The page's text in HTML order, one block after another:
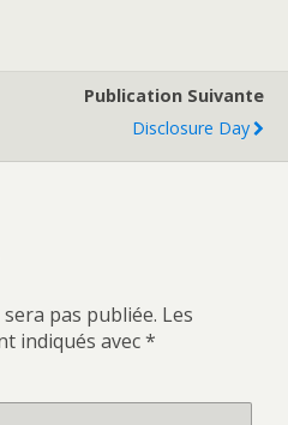
Publication Suivante
Disclosure Day
pas publiée. Les
indiqués avec*